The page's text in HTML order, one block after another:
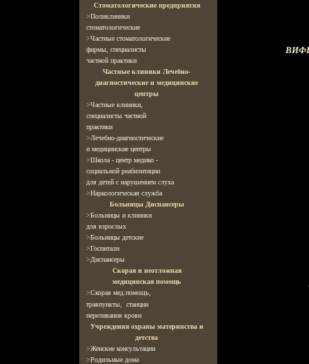
Стоматологические предприятия
>Поликлиники
стоматологические
>Частные стоматологические
фирмы, специалисты
частной практики
Частные клиники Лечебно-
диагностические и медицинские
центры
>Частные клиники,
специалисты частной
практики
>Лечебно-диагностические
и медицинские центры
>Школа - центр медико -
социальной реабилитации
для детей с нарушением слуха
>Наркологическая служба
Больницы Диспансеры
>Больницы и клиники
для взрослых
>Больницы детские
>Госпитали
>Диспансеры
Скорая и неотложная
медицинская помощь
>Скорая мед.помощь,
травпункты,
станции
переливания крови
Учреждения охраны материнства и
детства
>Женские консультации
>Родильные дома